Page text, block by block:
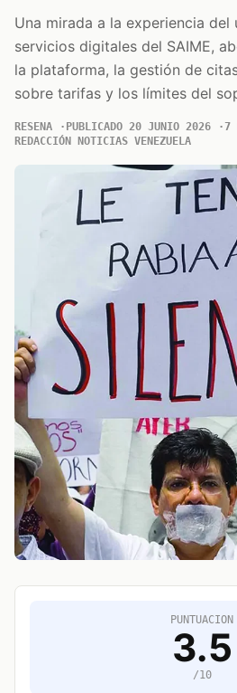
Una mirada a la experiencia del
servicios digitales del SAIME,
la plataforma, la gestión de
sobre tarifas y los límites del
RESENA PUBLICADO 20 JUNIO 2026
7
REDACCIÓN NOTICIAS VENEZUELA
PUNTUACION
3.5
/10